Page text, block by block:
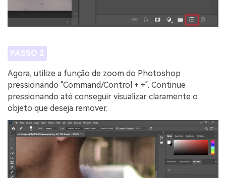
PASSO 2
Agora, utilize a função de zoom do Photoshop
pressionando "Command/Control + +". Continue
pressionando até conseguir visualizar claramente o
objeto que deseja remover.